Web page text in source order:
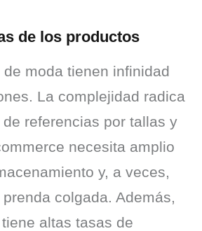
de los productos
moda tienen infinidad
La complejidad radica
referencias por tallas y
necesita amplio
y, a veces,
colgada. Además,
altas tasas de